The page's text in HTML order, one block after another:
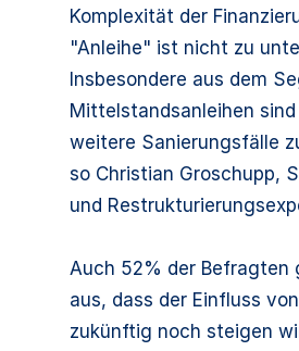
Komplexität der
"Anleihe" ist nicht zu
Insbesondere aus dem
Mittelstandsanleihen
weitere Sanierungsfälle
so Christian Groschupp,
und
Auch 52% der Befragten
aus, dass der Einfluss
zukünftig noch steigen